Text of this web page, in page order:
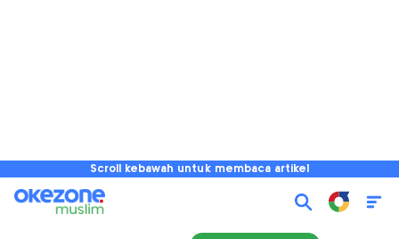
Scroll kebawah untuk membaca artikel